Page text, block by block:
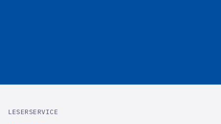
LESERSERVICE